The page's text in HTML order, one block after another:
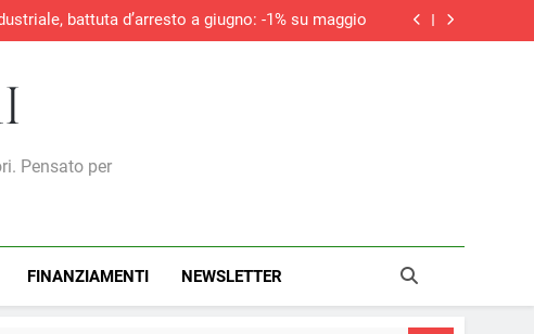
malgrado la ripresa dei nuovi ordini, si allunga la
contrazione del settore edile in Italia
e novità della riforma fiscale. In una circolare i
malgrado la ripresa dei nuovi ordini, si allunga la
e novità della riforma fiscale. In una circolare i
Pensato per
FINANZIAMENTI NEWSLETTER